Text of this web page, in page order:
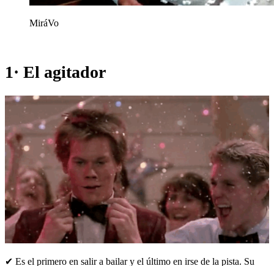
MiráVo
1· El agitador
✔ Es el primero en salir a bailar y el último en irse de la pista. Su